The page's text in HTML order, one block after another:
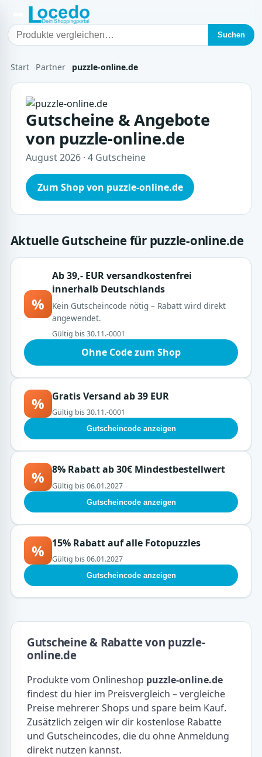
Suchen
Start Partner puzzle-online.de
Gutscheine & Angebote
von puzzle-online.de
August 2026 · 4 Gutscheine
Zum Shop von puzzle-online.de
Aktuelle Gutscheine für puzzle-online.de
%
Ab 39,- EUR versandkostenfrei
innerhalb Deutschlands
Kein Gutscheincode nötig – Rabatt wird direkt
angewendet.
Gültig bis 30.11.-0001
Ohne Code zum Shop
% Gratis Versand ab 39 EUR
Gültig bis 30.11.-0001
Gutscheincode anzeigen
% 8% Rabatt ab 30€ Mindestbestellwert
Gültig bis 06.01.2027
Gutscheincode anzeigen
% 15% Rabatt auf alle Fotopuzzles
Gültig bis 06.01.2027
Gutscheincode anzeigen
Gutscheine & Rabatte von puzzle-
online.de
Produkte vom Onlineshop puzzle-online.de
findest du hier im Preisvergleich – vergleiche
Preise mehrerer Shops und spare beim Kauf.
Zusätzlich zeigen wir dir kostenlose Rabatte
und Gutscheincodes, die du ohne Anmeldung
direkt nutzen kannst.